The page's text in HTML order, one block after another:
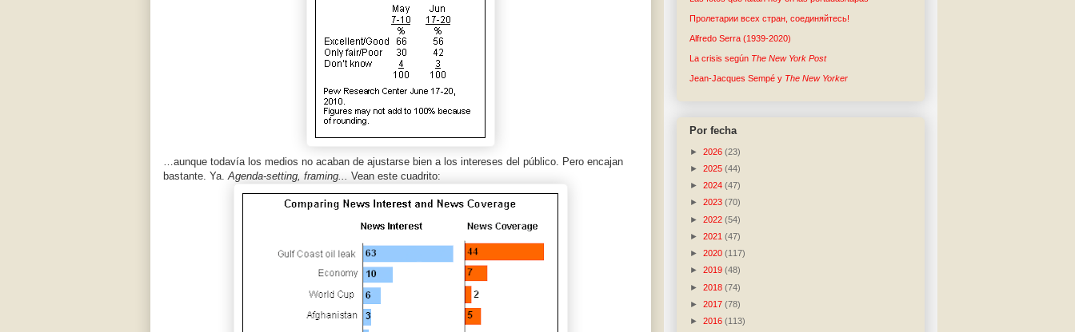
…aunque todavía los medios no acaban de ajustarse bien a los intereses del público. Pero encajan
bastante. Ya.Agenda-setting, framing... Vean este cuadrito:
Пролетарии всех стран, соединяйтесь!
Alfredo Serra (1939-2020)
La crisis según The New York Post
Jean-Jacques Sempé y The New Yorker
Por fecha
► 2026 (23)
► 2025 (44)
► 2024 (47)
► 2023 (70)
► 2022 (54)
► 2021 (47)
► 2020 (117)
► 2019 (48)
► 2018 (74)
► 2017 (78)
► 2016 (113)